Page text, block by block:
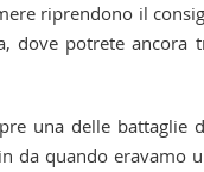
riprendono il
dove potrete ancora
una delle battaglie
da quando eravamo